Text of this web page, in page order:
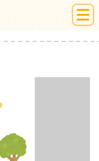
絵本ひろば